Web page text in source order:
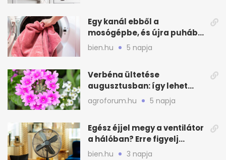
Egy kanál ebből a
mosógépbe, és újra puhább
lesz a törölköző
bien.hu 5 napja
Verbéna ültetése
augusztusban: így lehet
még idén virágos a kert
agroforum.hu 5 napja
Egész éjjel megy a ventilátor
a hálóban? Erre figyelj
alvásnál nyáron
bien.hu 3 napja